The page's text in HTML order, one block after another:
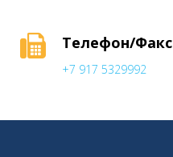
Телефон/Факс
+7 917 5329992